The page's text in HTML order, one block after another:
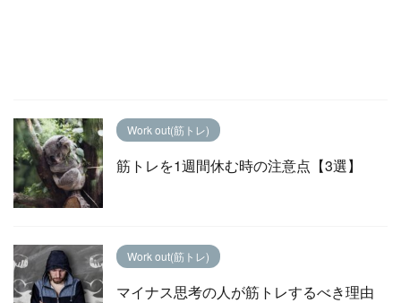
Work out(筋トレ)
筋トレを1週間休む時の注意点【3選】
Work out(筋トレ)
マイナス思考の人が筋トレするべき理由